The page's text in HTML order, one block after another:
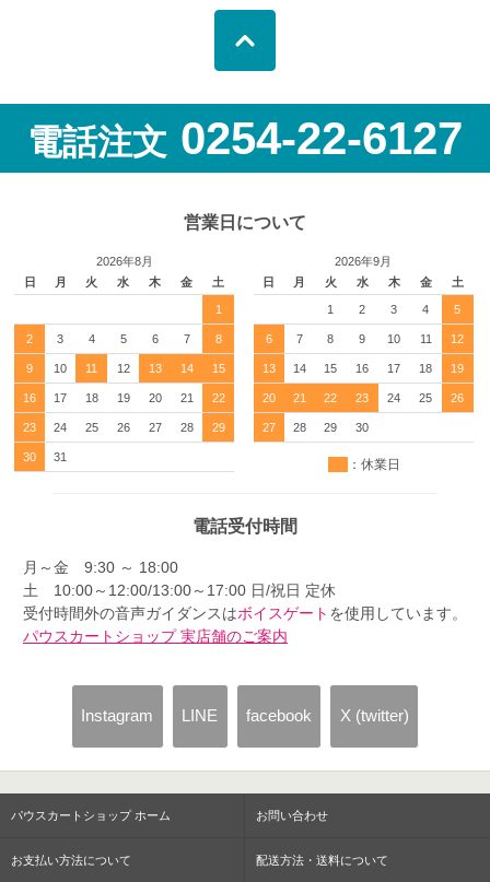
電話注文 0254-22-6127
営業日について
2026年8月
日
月 火 水 木 金 土
1
2 3 4 5 6 7 8
9 10 11 12 13 14 15
16 17 18 19 20 21 22
23 24 25 26 27 28 29
30 31
2026年9月
日
月 火 水 木 金 土
1 2 3 4 5
6 7 8 9 10 11 12
13 14 15 16 17 18 19
20 21 22 23 24 25 26
27 28 29 30
：休業日
電話受付時間
月～金 9:30 ～ 18:00
土 10:00～12:00/13:00～17:00 日/祝日 定休
受付時間外の音声ガイダンスはボイスゲート を使用しています。
パウスカートショップ 実店舗のご案内
Instagram LINE facebook X (twitter)
パウスカートショップ ホーム お問い合わせ
お支払い方法について 配送方法・送料について